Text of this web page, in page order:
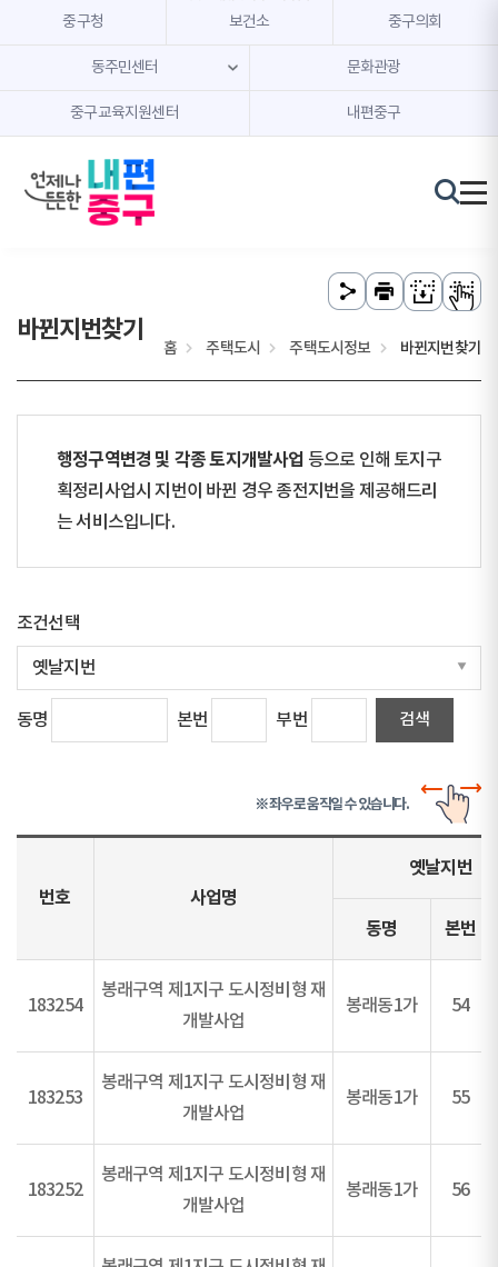
본문 내용 바로가기
주메뉴 바로가기
중구청 보건소 중구의회
동주민센터 문화관광
중구교육지원센터 내편중구
바뀐지번찾기
홈 주택도시 주택도시정보 바뀐지번찾기
행정구역변경 및 각종 토지개발사업 등으로 인해 토지구
획정리사업시 지번이 바뀐 경우 종전지번을 제공해드리
는 서비스입니다.
조건선택
동명 본번 부번
※ 좌우로 움직일 수 있습니다.
번호 사업명
옛날지번
동명 본번
183254
봉래구역 제1지구 도시정비형 재
개발사업
봉래동1가 54
183253
봉래구역 제1지구 도시정비형 재
개발사업
봉래동1가 55
183252
봉래구역 제1지구 도시정비형 재
개발사업
봉래동1가 56